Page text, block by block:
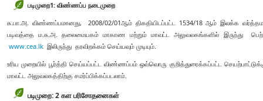
படிமுறை1: விண்ணப்ப நடைமுறை
சு.பா.அ. விண்ணப்பமானது, 2008/02/01ஆம் திகதியிடப்பட்ட 1534/18 ஆம் இலக்க
படிவத்தை ம.சு.அ. தலைமையகம் மாகாண மற்றும் மாவட்ட அலுவலகங்களில் இருந்து
www.cea.lk இலிருந்து தரவிறக்கம் செய்யவும் முடியும்.
உரிய முறையில் பூர்த்தி செய்யப்பட்ட விண்ணப்பம் ஒவ்வொரு குறித்துரைக்கப்பட்ட
மாவட்ட அலுவலகத்திற்கு சமர்ப்பிக்கப்படலாம்.
படிமுறை: 2 கள பரிசோதனைகள்